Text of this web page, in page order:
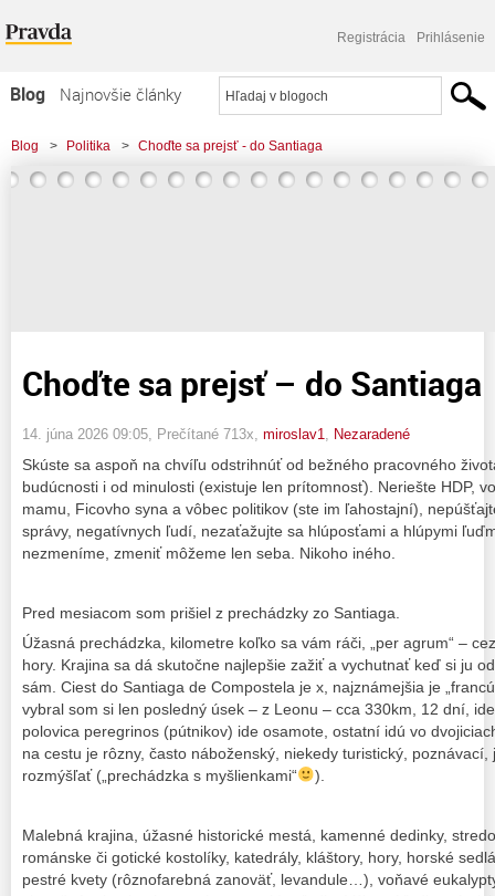
Registrácia Prihlásenie
Blog
Najnovšie články
Najčítanejšie články
Najkomentovanejšie články
Blog > Politika > Choďte sa prejsť - do Santiaga
Choďte sa prejsť – do Santiaga
14. júna 2026 09:05 , Prečítané 713x, miroslav1 Nezaradené
Skúste sa aspoň na chvíľu odstrihnúť od bežného pracovného
budúcnosti i od minulosti (existuje len prítomnosť). Neriešte HDP,
mamu, Ficovho syna a vôbec politikov (ste im ľahostajní),
správy, negatívnych ľudí, nezaťažujte sa hlúposťami a hlúpymi
nezmeníme, zmeniť môžeme len seba. Nikoho iného.
Pred mesiacom som prišiel z prechádzky zo Santiaga.
Úžasná prechádzka, kilometre koľko sa vám ráči, „per agrum“ –
hory. Krajina sa dá skutočne najlepšie zažiť a vychutnať keď si ju
sám. Ciest do Santiaga de Compostela je x, najznámejšia je
vybral som si len posledný úsek – z Leonu – cca 330km, 12 dní,
polovica peregrinos (pútnikov) ide osamote, ostatní idú vo
na cestu je rôzny, často náboženský, niekedy turistický,
rozmýšľať („prechádzka s myšlienkami“
).
Malebná krajina, úžasné historické mestá, kamenné dedinky,
románske či gotické kostolíky, katedrály, kláštory, hory, horské
pestré kvety (rôznofarebná zanoväť, levandule…), voňavé